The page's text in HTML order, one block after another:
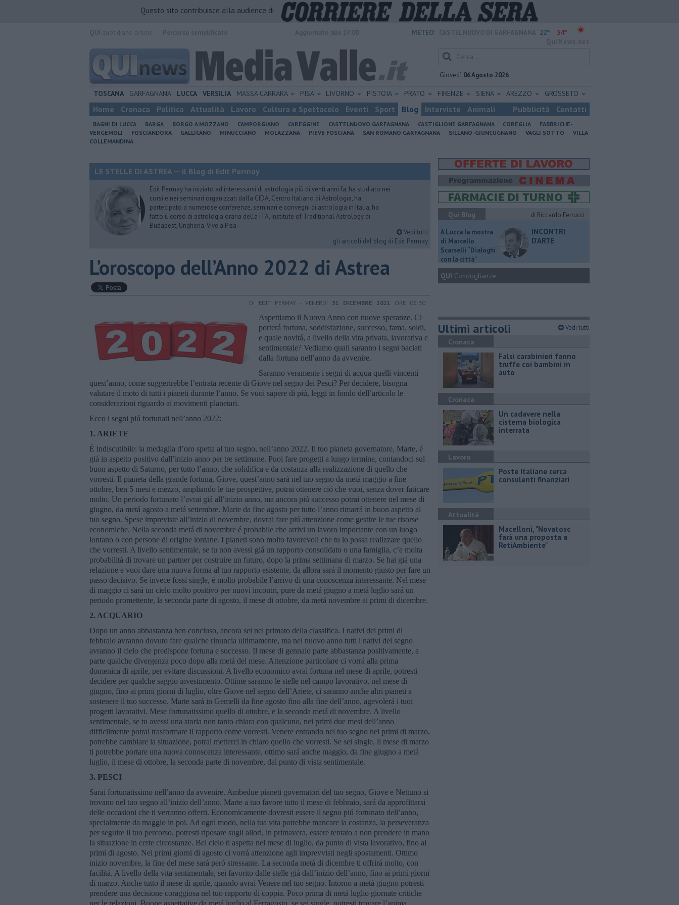
Questo sito contribuisce alla audience di
METEO: 22° 34°
Giovedì 06 Agosto 2026
TOSCANA GARFAGNANA LUCCA VERSILIA MASSA CARRARA PISA LIVORNO PISTOIA PRATO FIRENZE SIENA AREZZO GROSSETO
Home Cronaca Politica Attualità Lavoro Cultura e Spettacolo Eventi Sport Blog Interviste Animali Pubblicità Contatti
BAGNI DI LUCCA BARGA BORGO A MOZZANO CAMPORGIANO CAREGGINE CASTELNUOVO GARFAGNANA CASTIGLIONE GARFAGNANA COREGLIA
FABBRICHE-
VERGEMOLI
FOSCIANDORA GALLICANO MINUCCIANO MOLAZZANA PIEVE FOSCIANA SAN ROMANO GARFAGNANA SILLANO-GIUNCUGNANO VAGLI SOTTO
VILLA
COLLEMANDINA
LE STELLE DI ASTREA — il Blog di Edit Permay
Edit Permay ha iniziato ad interessarsi di astrologia più di venti anni fa, ha studiato nei
corsi e nei seminari organizzati dalla CIDA, Centro Italiano di Astrologia, ha
partecipato a numerose conferenze, seminari e convegni di astrologia in Italia, ha
fatto il corso di astrologia oraria della ITA, Institute of Traditional Astrology di
Budapest, Ungheria. Vive a Pisa.
Vedi tutti
gli articoli del blog di Edit Permay
​L’oroscopo dell’Anno 2022 di Astrea
DI EDIT PERMAY - VENERDÌ 31 DICEMBRE 2021 ORE 06:30
Aspettiamo il Nuovo Anno con nuove speranze. Ci
porterá fortuna, soddisfazione, successo, fama, soldi,
e quale novitá, a livello della vita privata, lavorativa e
sentimentale? Vediamo quali saranno i segni baciati
dalla fortuna nell’anno da avvenire.
Saranno veramente i segni di acqua quelli vincenti
quest’anno, come suggerirebbe l’entrata recente di Giove nel segno dei Pesci? Per decidere, bisogna
valutare il moto di tutti i pianeti durante l’anno. Se vuoi sapere di piú, leggi in fondo dell’articolo le
considerazioni riguardo ai movimenti planetari.
Ecco i segni piú fortunati nell’anno 2022:
1. ARIETE
É indiscutibile: la medaglia d’oro spetta al tuo segno, nell’anno 2022. Il tuo pianeta governatore, Marte, é
giá in aspetto positivo dall’inizio anno per tre settimane. Puoi fare progetti a lungo termine, contandoci sul
buon aspetto di Saturno, per tutto l’anno, che solidifica e da costanza alla realizzazione di quello che
vorresti. Il pianeta della grande fortuna, Giove, quest’anno sará nel tuo segno da metá maggio a fine
ottobre, ben 5 mesi e mezzo, ampliando le tue prospettive, potrai ottenere ció che vuoi, senza dover faticare
molto. Un periodo fortunato l’avrai giá all’inizio anno, ma ancora piú successo potrai ottenere nel mese di
giugno, da metá agosto a metá settembre. Marte da fine agosto per tutto l’anno rimarrá in buon aspetto al
tuo segno. Spese impreviste all’inizio di novembre, dovrai fare piú attenzione come gestire le tue risorse
economiche. Nella seconda metá di novembre é probabile che arrivi un lavoro importante con un luogo
lontano o con persone di origine lontane. I pianeti sono molto favorevoli che tu lo possa realizzare quello
che vorresti. A livello sentimentale, se tu non avessi giá un rapporto consolidato o una famiglia, c’e molta
probabilitá di trovare un partner per costruire un futuro, dopo la prima settimana di marzo. Se hai giá una
relazione e vuoi dare una nuova forma al tuo rapporto esistente, da allora sará il momento giusto per fare un
passo decisivo. Se invece fossi single, é molto probabile l’arrivo di una conoscenza interessante. Nel mese
di maggio ci sará un cielo molto positivo per nuovi incontri, pure da metá giugno a metá luglio sará un
periodo promettente, la seconda parte di agosto, il mese di ottobre, da metá novembre ai primi di dicembre.
2. ACQUARIO
Dopo un anno abbastanza ben concluso, ancora sei nel primato della classifica. I nativi dei primi di
febbraio avranno dovuto fare qualche rinuncia ultimamente, ma nel nuovo anno tutti i nativi del segno
avranno il cielo che predispone fortuna e successo. Il mese di gennaio parte abbastanza positivamente, a
parte qualche divergenza poco dopo alla metá del mese. Attenzione particolare ci vorrá alla prima
domenica di aprile, per evitare discussioni. A livello economico avrai fortuna nel mese di aprile, potresti
decidere per qualche saggio investimento. Ottime saranno le stelle nel campo lavorativo, nel mese di
giugno, fino ai primi giorni di luglio, oltre Giove nel segno dell’Ariete, ci saranno anche altri pianeti a
sostenere il tuo successo. Marte sará in Gemelli da fine agosto fino alla fine dell’anno, agevolerá i tuoi
progetti lavorativi. Mese fortunatissimo quello di ottobre, e la seconda metá di novembre. A livello
sentimentale, se tu avessi una storia non tanto chiara con qualcuno, nei primi due mesi dell’anno
difficilmente potrai trasformare il rapporto come vorresti. Venere entrando nel tuo segno nei primi di marzo,
potrebbe cambiare la situazione, potrai metterci in chiaro quello che vorresti. Se sei single, il mese di marzo
ti potrebbe portare una nuova conoscenza interessante, ottimo sará anche maggio, da fine giugno a metá
luglio, il mese di ottobre, la seconda parte di novembre, dal punto di vista sentimentale.
3. PESCI
Sarai fortunatissimo nell’anno da avvenire. Ambedue pianeti governatori del tuo segno, Giove e Nettuno si
trovano nel tuo segno all’inizio dell’anno. Marte a tuo favore tutto il mese di febbraio, sará da approfittarsi
delle occasioni che ti verranno offerti. Economicamente dovresti essere il segno piú fortunato dell’anno,
specialmente da maggio in poi. Ad ogni modo, nella tua vita potrebbe mancare la costanza, la perseveranza
per seguire il tuo percorso, potresti riposare sugli allori, in primavera, essere tentato a non prendere in mano
la situazione in certe circostanze. Bel cielo ti aspetta nel mese di luglio, da punto di vista lavorativo, fino ai
primi di agosto. Nei primi giorni di agosto ci vorrá attenzione agli imprevvisti negli spostamenti. Ottimo
inizio novembre, la fine del mese sará peró stressante. La seconda metá di dicembre ti offrirá molto, con
facilitá. A livello della vita sentimentale, sei favorito dalle stelle giá dall’inizio dell’anno, fino ai primi giorni
di marzo. Anche tutto il mese di aprile, quando avrai Venere nel tuo segno. Intorno a metá giugno potresti
prendere una decisione coraggiosa nel tuo rapporto di coppia. Poco prima di metá luglio giornate critiche
per le relazioni. Buone aspettative da metá luglio al Ferragosto, se sei single, potresti trovare l’anima
Qui Blog
di Riccardo Ferrucci
A Lucca la mostra
di Marcello
Scarselli “Dialoghi
con la città"
INCONTRI
D'ARTE
QUI Condoglianze
Ultimi articoli Vedi tutti
Cronaca
Falsi carabinieri fanno
truffe coi bambini in
auto
Cronaca
Un cadavere nella
cisterna biologica
interrata
Lavoro
Poste Italiane cerca
consulenti finanziari
Attualità
Macelloni, "Novatosc
farà una proposta a
RetiAmbiente"